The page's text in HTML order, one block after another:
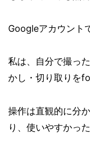
Googleアカウント
私は、自分で撮っ
かし・切り取りを
操作は直観的に分
り、使いやすかっ